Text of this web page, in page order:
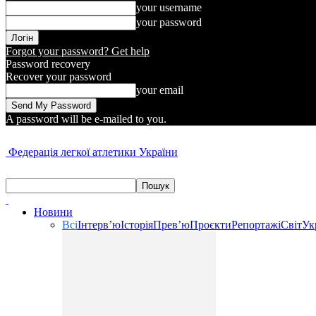
your username
your password
Forgot your password? Get help
Password recovery
Recover your password
your email
A password will be e-mailed to you.
Федерація легкої атлетики України
Новини
ВсіІнтерв’юІсторіяПрев’юПроєктиРепортажіСвіт